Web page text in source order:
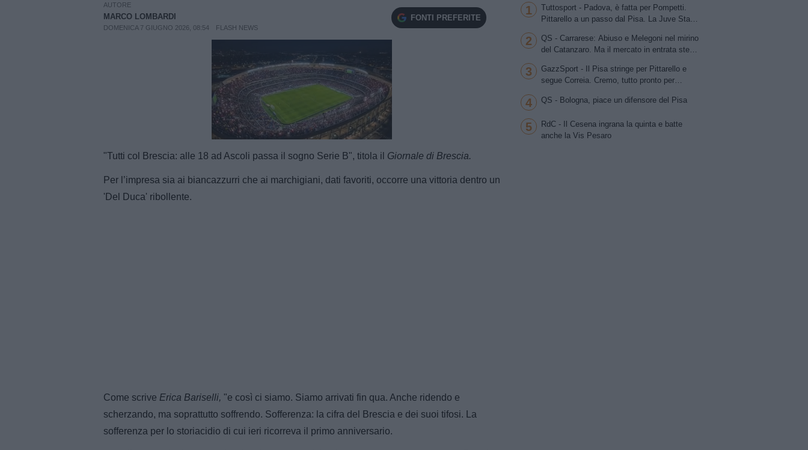
AUTORE
MARCO LOMBARDI
DOMENICA 7 GIUGNO 2026, 08:54 FLASH NEWS
FONTI PREFERITE
Unmute
Loaded :
100.00%
"Tutti col Brescia: alle 18 ad Ascoli passa il sogno Serie B", titola il Giornale di Brescia.
Per l’impresa sia ai biancazzurri che ai marchigiani, dati favoriti, occorre una vittoria dentro un
'Del Duca' ribollente.
Come scrive Erica Bariselli, "e così ci siamo. Siamo arrivati fin qua. Anche ridendo e
scherzando, ma soprattutto soffrendo. Sofferenza: la cifra del Brescia e dei suoi tifosi. La
sofferenza per lo storiacidio di cui ieri ricorreva il primo anniversario.
1
Tuttosport - Padova, è fatta per Pompetti.
Pittarello a un passo dal Pisa. La Juve Stabia
per la trequarti uno tra Chipperfield e Girma.
Vicenza su Cuppone dell'Entella. Modena,
idea Antonini
2
QS - Carrarese: Abiuso e Melegoni nel mirino
del Catanzaro. Ma il mercato in entrata stenta
3
GazzSport - Il Pisa stringe per Pittarello e
segue Correia. Cremo, tutto pronto per
portiere Vindahl
4 QS - Bologna, piace un difensore del Pisa
5
RdC - Il Cesena ingrana la quinta e batte
anche la Vis Pesaro